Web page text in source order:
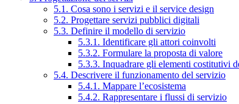
5.1. Cosa sono i servizi e il service design
5.2. Progettare servizi pubblici digitali
5.3. Definire il modello di servizio
5.3.1. Identificare gli attori coinvolti
5.3.2. Formulare la proposta di valore
5.3.3. Inquadrare gli elementi costitutivi
5.4. Descrivere il funzionamento del servizio
5.4.1. Mappare l’ecosistema
5.4.2. Rappresentare i flussi di servizio